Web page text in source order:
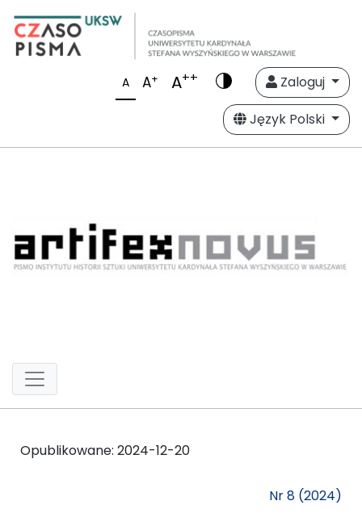
A A+ A++
Zaloguj
Język Polski
Opublikowane: 2024-12-20
Nr 8 (2024)